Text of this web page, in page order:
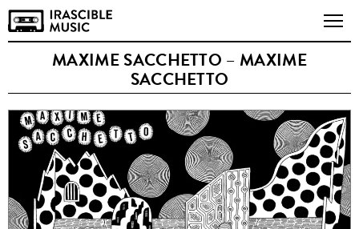
MAXIME SACCHETTO – MAXIME
SACCHETTO